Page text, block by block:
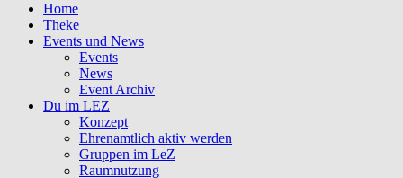
Home
Theke
Events und News
Events
News
Event Archiv
Du im LEZ
Konzept
Ehrenamtlich aktiv werden
Gruppen im LeZ
Raumnutzung